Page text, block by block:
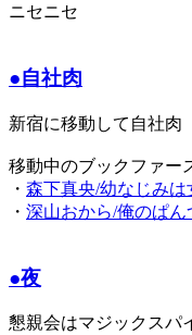
ニセニセ
●自社肉
新宿に移動して自社肉
移動中のブックファー
・ 森下真央/幼なじみ
・ 深山おから/俺のぱ
●夜
懇親会はマジックスパ